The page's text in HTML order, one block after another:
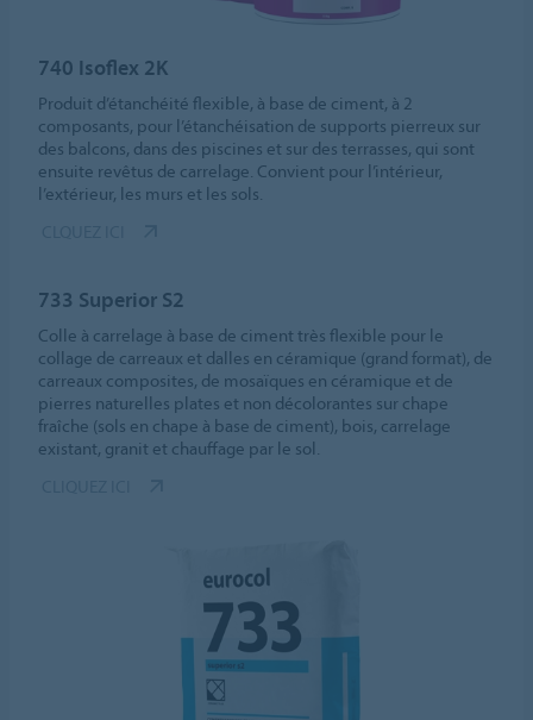
740 Isoflex 2K
Produit d’étanchéité flexible, à base de ciment, à 2
composants, pour l’étanchéisation de supports pierreux sur
des balcons, dans des piscines et sur des terrasses, qui sont
ensuite revêtus de carrelage. Convient pour l’intérieur,
l’extérieur, les murs et les sols.
733 Superior S2
Colle à carrelage à base de ciment très flexible pour le
collage de carreaux et dalles en céramique (grand format), de
carreaux composites, de mosaïques en céramique et de
pierres naturelles plates et non décolorantes sur chape
fraîche (sols en chape à base de ciment), bois, carrelage
existant, granit et chauffage par le sol.